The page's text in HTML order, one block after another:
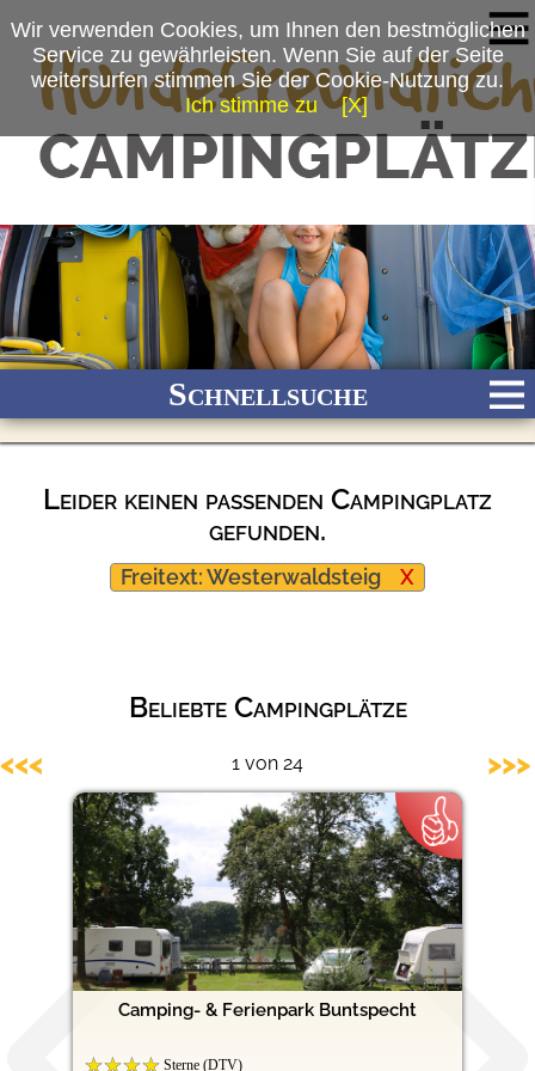
Schnellsuche
Bach Fluss Meer Gebirge See
Wald/Wiesen
Ganzjährig geöffnet
Hundefreundliche Campingplätze
Leider keinen passenden Campingplatz
gefunden.
Freitext: Westerwaldsteig X
Beliebte Campingplätze
Camping- & Ferienpark Buntspecht
Sterne (DTV)
1 von 24
<<< >>>
Wir verwenden Cookies, um Ihnen den bestmöglichen
Service zu gewährleisten. Wenn Sie auf der Seite
weitersurfen stimmen Sie der Cookie-Nutzung zu.
Ich stimme zu
[X]